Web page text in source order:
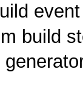
event
build